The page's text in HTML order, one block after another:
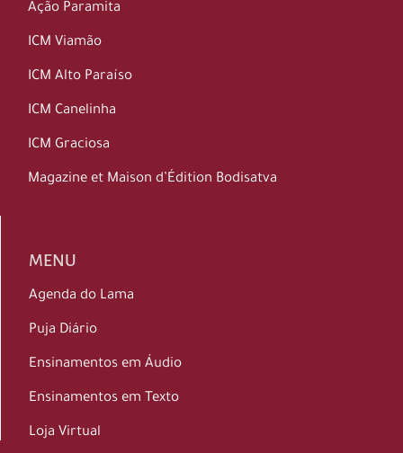
Ação Paramita
ICM Viamão
ICM Alto Paraíso
ICM Canelinha
ICM Graciosa
Magazine et Maison d’Édition Bodisatva
MENU
Agenda do Lama
Puja Diário
Ensinamentos em Áudio
Ensinamentos em Texto
Loja Virtual